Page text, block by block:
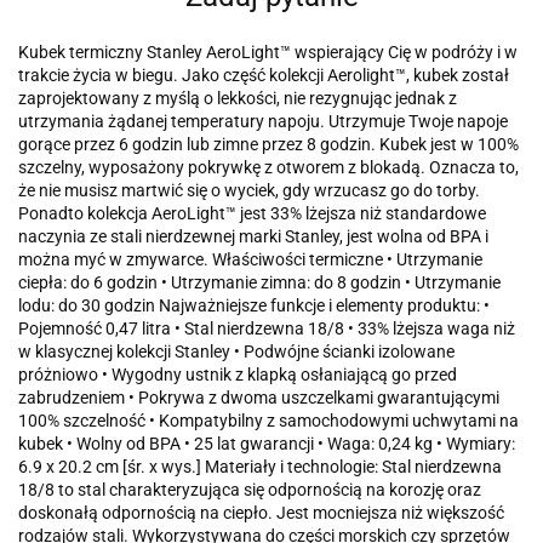
Kubek termiczny Stanley AeroLight™ wspierający Cię w podróży i w
trakcie życia w biegu. Jako część kolekcji Aerolight™, kubek został
zaprojektowany z myślą o lekkości, nie rezygnując jednak z
utrzymania żądanej temperatury napoju. Utrzymuje Twoje napoje
gorące przez 6 godzin lub zimne przez 8 godzin. Kubek jest w 100%
szczelny, wyposażony pokrywkę z otworem z blokadą. Oznacza to,
że nie musisz martwić się o wyciek, gdy wrzucasz go do torby.
Ponadto kolekcja AeroLight™ jest 33% lżejsza niż standardowe
naczynia ze stali nierdzewnej marki Stanley, jest wolna od BPA i
można myć w zmywarce. Właściwości termiczne • Utrzymanie
ciepła: do 6 godzin • Utrzymanie zimna: do 8 godzin • Utrzymanie
lodu: do 30 godzin Najważniejsze funkcje i elementy produktu: •
Pojemność 0,47 litra • Stal nierdzewna 18/8 • 33% lżejsza waga niż
w klasycznej kolekcji Stanley • Podwójne ścianki izolowane
próżniowo • Wygodny ustnik z klapką osłaniającą go przed
zabrudzeniem • Pokrywa z dwoma uszczelkami gwarantującymi
100% szczelność • Kompatybilny z samochodowymi uchwytami na
kubek • Wolny od BPA • 25 lat gwarancji • Waga: 0,24 kg • Wymiary:
6.9 x 20.2 cm [śr. x wys.] Materiały i technologie: Stal nierdzewna
18/8 to stal charakteryzująca się odpornością na korozję oraz
doskonałą odpornością na ciepło. Jest mocniejsza niż większość
rodzajów stali. Wykorzystywana do części morskich czy sprzętów